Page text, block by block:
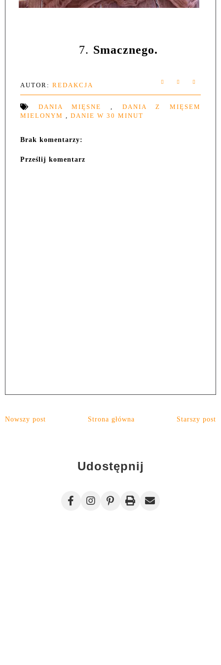
7. Smacznego.
AUTOR: REDAKCJA
DANIA MIĘSNE
DANIA Z MIĘSEM
MIELONYM
DANIE W 30 MINUT
Brak komentarzy:
Prześlij komentarz
Nowszy post Starszy post
Strona główna
Udostępnij